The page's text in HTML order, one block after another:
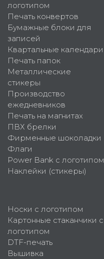
логотипом
Печать конвертов
Бумажные блоки для
записей
Квартальные календари
Печать папок
Металлические
стикеры
Производство
ежедневников
Печать на магнитах
ПВХ брелки
Фирменные шоколадки
Флаги
Power Bank с логотипом
Наклейки (стикеры)
Носки с логотипом
Картонные стаканчики с
логотипом
DTF-печать
Вышивка